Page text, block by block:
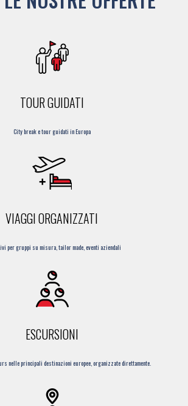
TOUR GUIDATI
City break e tour guidati in Europa
VIAGGI ORGANIZZATI
per gruppi su misura, tailor made, eventi aziendali
ESCURSIONI
nelle principali destinazioni europee, organizzate direttamente.